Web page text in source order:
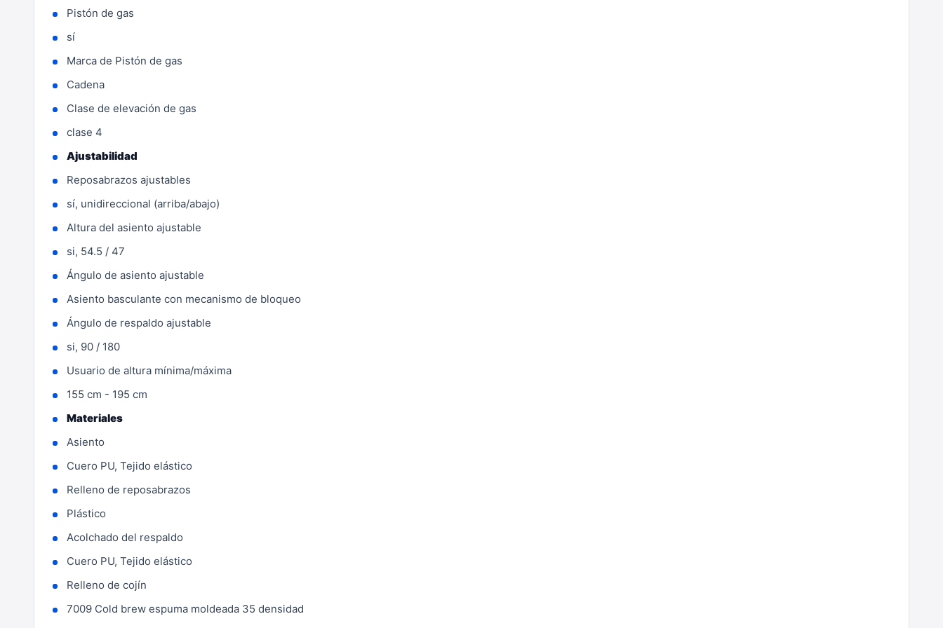
Pistón de gas
sí
Marca de Pistón de gas
Cadena
Clase de elevación de gas
clase 4
Ajustabilidad
Reposabrazos ajustables
sí, unidireccional (arriba/abajo)
Altura del asiento ajustable
si, 54.5 / 47
Ángulo de asiento ajustable
Asiento basculante con mecanismo de bloqueo
Ángulo de respaldo ajustable
si, 90 / 180
Usuario de altura mínima/máxima
155 cm - 195 cm
Materiales
Asiento
Cuero PU, Tejido elástico
Relleno de reposabrazos
Plástico
Acolchado del respaldo
Cuero PU, Tejido elástico
Relleno de cojín
7009 Cold brew espuma moldeada 35 densidad